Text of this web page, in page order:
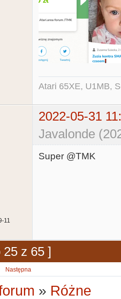
Atari 65XE, U1MB,
2022-05-31
Javalonde
11
Super @TMK
25 z 65 ]
Następna
» Różne